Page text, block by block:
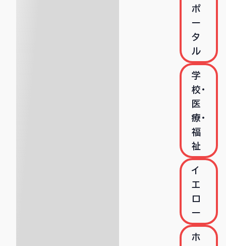
ポ
ー
タ
ル
学
校・
医
療・
福
祉
イ
エ
ロ
ー
ホ